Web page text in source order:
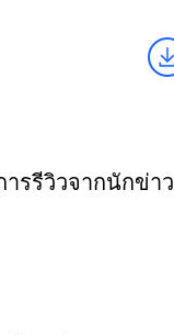
รรีวิวจากนักข่า